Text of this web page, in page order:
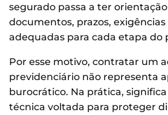
segurado passa a ter
documentos, prazos,
adequadas para cada etapa do
Por esse motivo, contratar um
previdenciário não representa
burocrático. Na prática,
técnica voltada para proteger